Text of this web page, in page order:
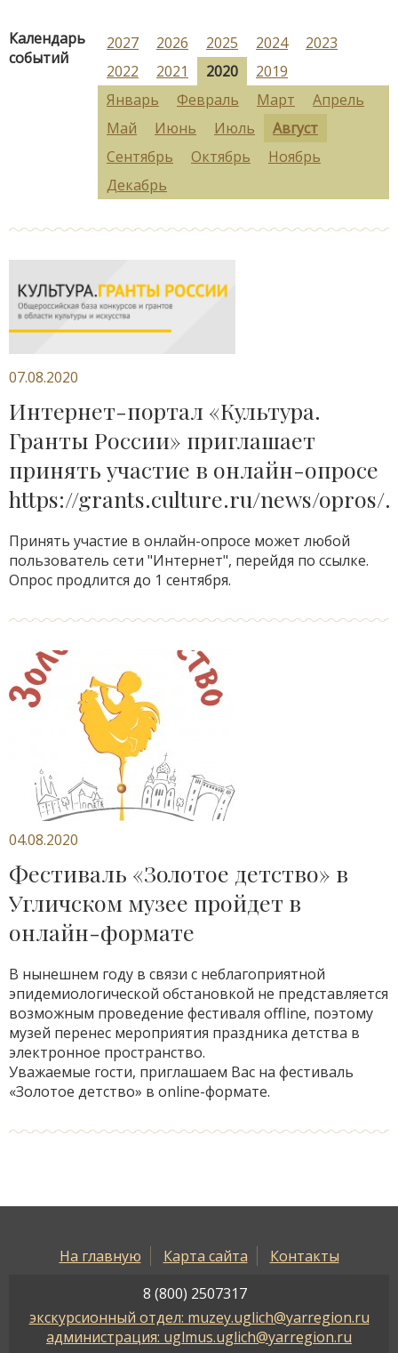
Календарь
событий
2027 2026 2025 2024
2023
2022
2021 2020
2019
Январь
Февраль Март
Апрель
Май
Июнь Июль
Август
Сентябрь
Октябрь
Ноябрь
Декабрь
07.08.2020
Интернет-портал «Культура.
Гранты России» приглашает
принять участие в онлайн-опросе
https://grants.culture.ru/news/opros/.
Принять участие в онлайн-опросе может любой
пользователь сети "Интернет", перейдя по ссылке.
Опрос продлится до 1 сентября.
04.08.2020
Фестиваль «Золотое детство» в
Угличском музее пройдет в
онлайн-формате
В нынешнем году в связи с неблагоприятной
эпидемиологической обстановкой не представляется
возможным проведение фестиваля offline, поэтому
музей перенес мероприятия праздника детства в
электронное пространство.
Уважаемые гости, приглашаем Вас на фестиваль
«Золотое детство» в online-формате.
На главную Карта сайта
Контакты
8 (800) 2507317
экскурсионный отдел: muzey.uglich@yarregion.ru
администрация: uglmus.uglich@yarregion.ru